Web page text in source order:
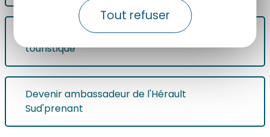
Tout refuser
Remonter sur le système d'information
touristique
Devenir ambassadeur de l'Hérault
Sud'prenant